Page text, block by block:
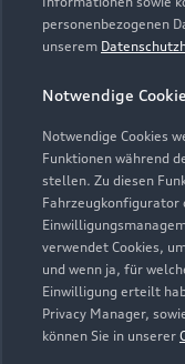
personenbezogenen
unserem
Notwendige
Notwendige Cookies
Funktionen während
stellen. Zu diesen
Fahrzeugkonfigurator
verwendet Cookies,
und wenn ja, für
Einwilligung erteilt
Privacy Manager,
können Sie in unserer
Alle Modelle
Plug-in-Hybride
Kaufen &
Neuwagensuche
Gebrauchtwagen
Finanzierung
Aktionen &
Geschäftskunden
Service &
Saisonale Angebote
Audi Services
Garantie
Audi digital services
myAudi
Support
Kundenservice
Händlersuche
Audi Code
Über Audi
Unternehmen
Karriere